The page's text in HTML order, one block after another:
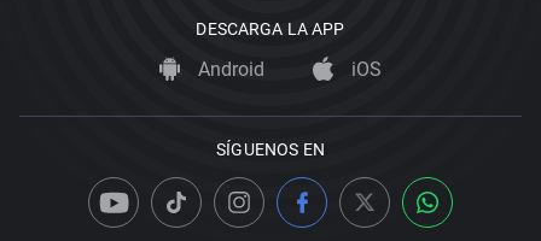
DESCARGA LA APP
Android iOS
SÍGUENOS EN